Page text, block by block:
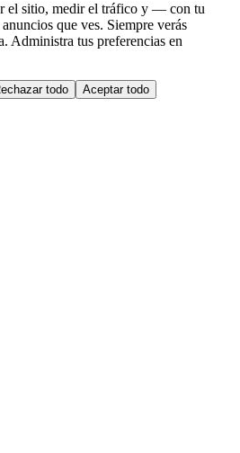
el sitio, medir el tráfico y — con tu
que ves. Siempre verás
Administra tus preferencias en
todo Aceptar todo